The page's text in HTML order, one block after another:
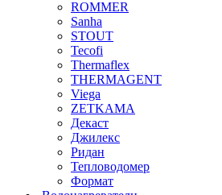
ROMMER
Sanha
STOUT
Tecofi
Thermaflex
THERMAGENT
Viega
ZETKAMA
Декаст
Джилекс
Ридан
Тепловодомер
Формат